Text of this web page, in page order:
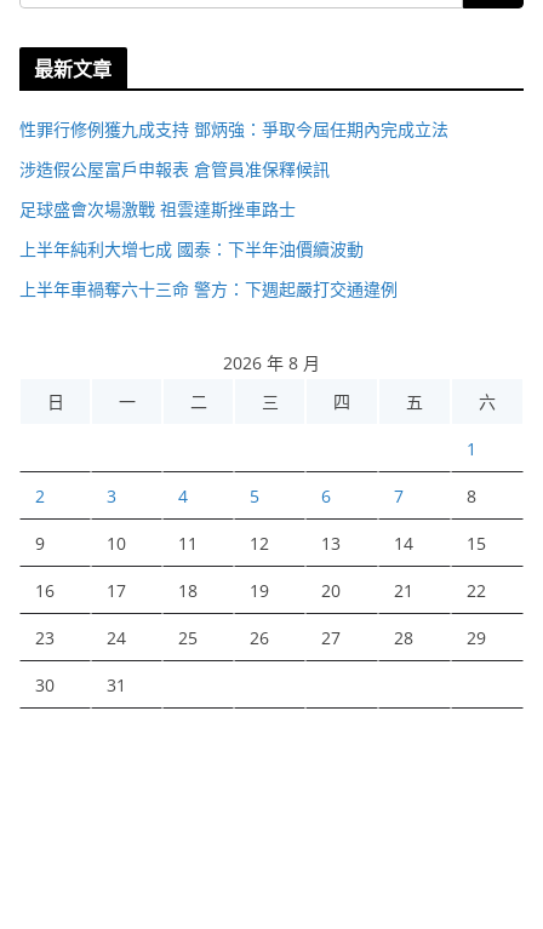
最新文章
性罪行修例獲九成支持 鄧炳強：爭取今屆任期內完成立法
涉造假公屋富戶申報表 倉管員准保釋候訊
足球盛會次場激戰 祖雲達斯挫車路士
上半年純利大增七成 國泰：下半年油價續波動
上半年車禍奪六十三命 警方：下週起嚴打交通違例
2026 年 8 月
日
一 二 三 四 五 六
1
2 3 4 5 6 7 8
9 10 11 12 13 14 15
16 17 18 19 20 21 22
23 24 25 26 27 28 29
30 31